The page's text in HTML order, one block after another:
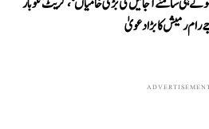
رمیش کا بڑا دعویٰ